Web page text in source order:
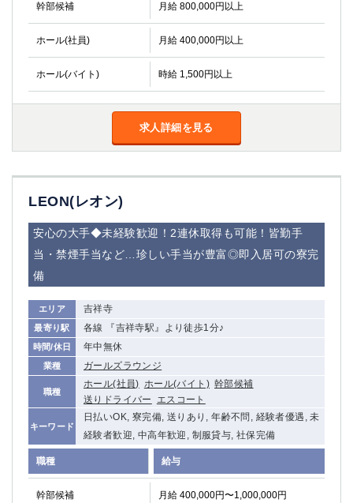
幹部候補 月給 800,000円以上
ホール(社員) 月給 400,000円以上
ホール(バイト) 時給 1,500円以上
求人詳細を見る
LEON(レオン)
安心の大手◆未経験歓迎！2連休取得も可能！皆勤手
当・禁煙手当など…珍しい手当が豊富◎即入居可の寮完
備
エリア 吉祥寺
最寄り駅 各線 『吉祥寺駅』より徒歩1分♪
時間/休日 年中無休
業種 ガールズラウンジ
職種
ホール(社員) ホール(バイト) 幹部候補
送りドライバー
エスコート
キーワード
日払いOK, 寮完備, 送りあり, 年齢不問, 経験者優遇, 未
経験者歓迎, 中高年歓迎, 制服貸与, 社保完備
職種 給与
幹部候補 月給 400,000円〜1,000,000円
厚木
横須賀
桜木町
埼玉県
大宮
南越谷
川越
南浦和
獨協大学前＜草加松原＞ 北浦和（西口）
春日部
千葉県
船橋
津田沼
成田
西船橋
佐倉
柏（西口）
柏（東口）
茂原
松戸
八千代台
本八幡
東金
浦安
栃木県
宇都宮
小山